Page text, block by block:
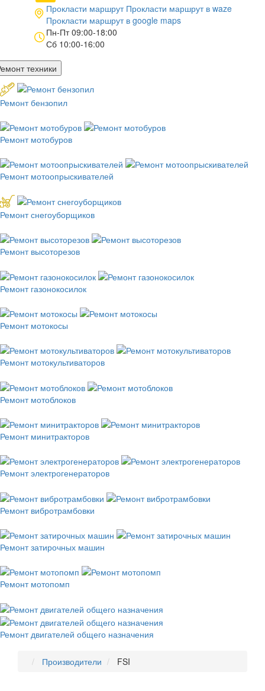
Прокласти маршрут Прокласти маршрут в waze
Прокласти маршрут в google maps
Пн-Пт 09:00-18:00
Сб 10:00-16:00
техники
Ремонт бензопил
Ремонт мотобуров
Ремонт мотоопрыскивателей
Ремонт снегоуборщиков
Ремонт высоторезов
Ремонт газонокосилок
Ремонт мотокосы
Ремонт мотокультиваторов
Ремонт мотоблоков
Ремонт минитракторов
Ремонт электрогенераторов
Ремонт вибротрамбовки
Ремонт затирочных машин
Ремонт мотопомп
Ремонт двигателей общего назначения
Производители FSI